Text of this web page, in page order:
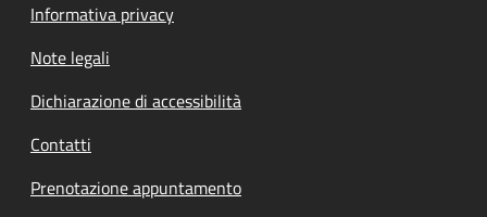
Informativa privacy
Note legali
Dichiarazione di accessibilità
Contatti
Prenotazione appuntamento